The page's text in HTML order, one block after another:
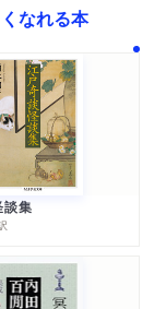
なれる本
談集